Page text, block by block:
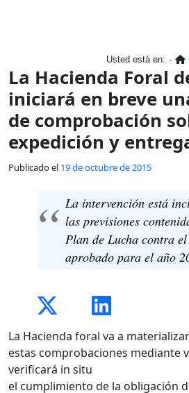
Usted está en:
La Hacienda Foral
iniciará en breve
de comprobación
expedición y
Publicado el 19 de octubre de 2015
La intervención está
las previsiones
Plan de Lucha contra
aprobado para el año
La Hacienda foral va a materializar
estas comprobaciones mediante
verificará in situ
el cumplimiento de la obligación